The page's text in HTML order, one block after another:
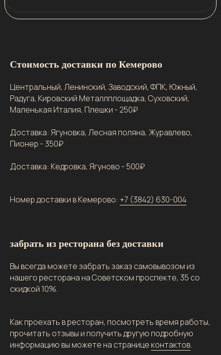
Стоимость доставки по Кемерово
Центральный, Ленинский, Заводский, ФПК, Южный,
Радуга, Кировский Металлплощадка, Суховский,
Маленькая Италия, Плешки - 250₽
Доставка: Ягуновка, Лесная поляна, Журавлево,
Пионер - 350₽
Доставка: Кедровка, Ягуново - 500₽
Номер доставки в Кемерово: +7 (3842) 630-004
забрать из ресторана без доставки
Вы всегда можете забрать заказ самовывозом из
нашего ресторана на Советском проспекте, 35 со
скидкой 10%.
Как проехать в ресторан, посмотреть время работы,
прочитать отзывы и получить другую подробную
информацию вы можете на странице контактов.